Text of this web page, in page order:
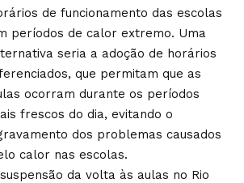
de funcionamento das escolas
períodos de calor extremo. Uma
seria a adoção de horários
que permitam que as
ocorram durante os períodos
frescos do dia, evitando o
dos problemas causados
calor nas escolas.
da volta às aulas no Rio